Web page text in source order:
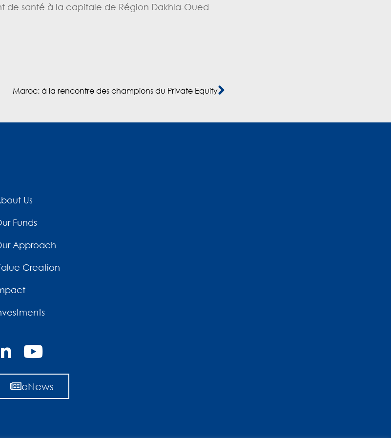
de santé à la capitale de Région Dakhla-Oued
Maroc: à la rencontre des champions du Private Equity
Us
Funds
Approach
Creation
eNews